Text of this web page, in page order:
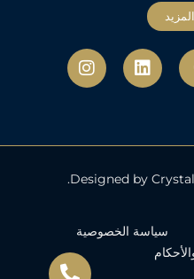
ل
ي
ن
إ
ا
ن
س
ر
م
سياسة الخصوصية